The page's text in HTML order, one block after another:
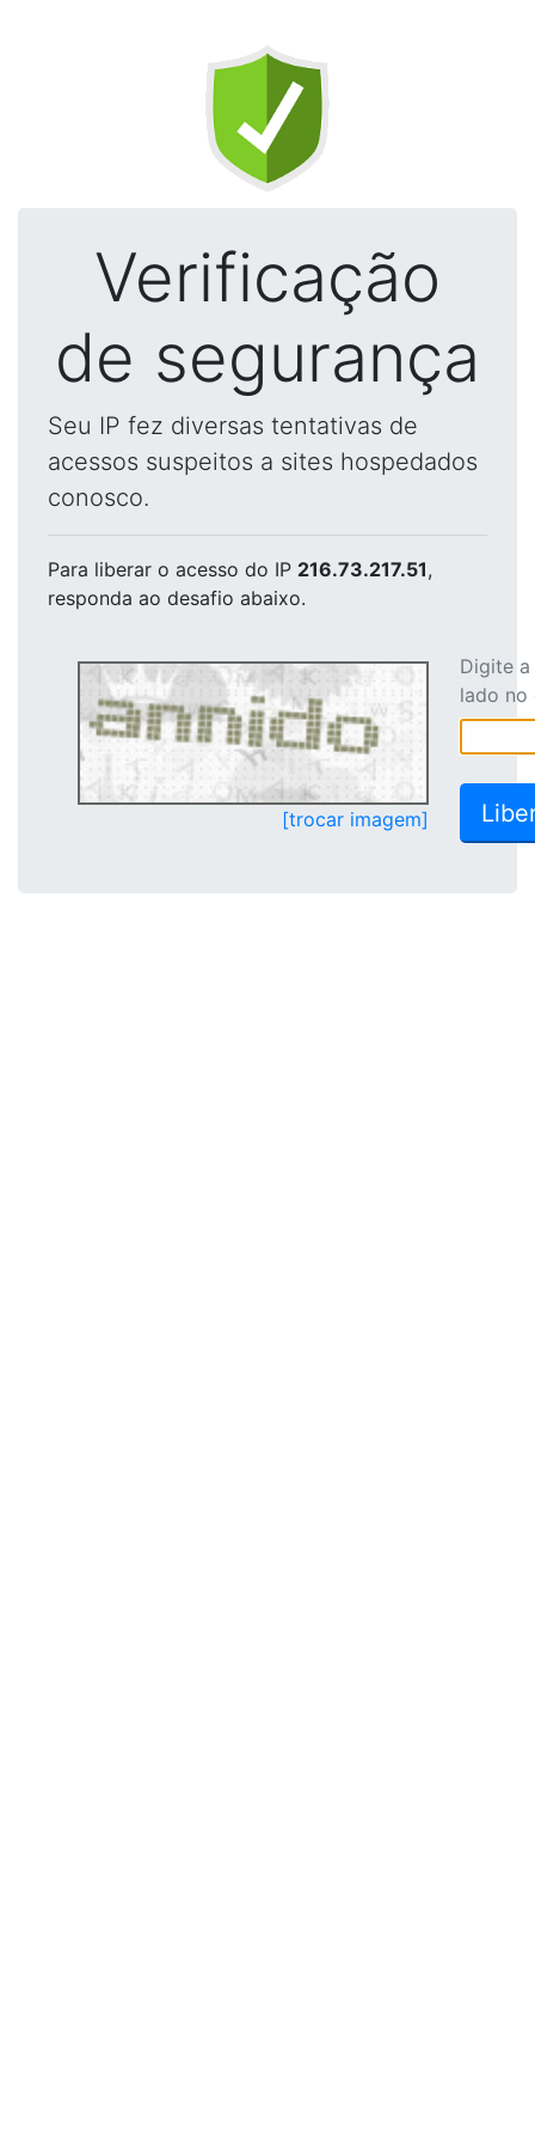
Verificação
de segurança
Seu IP fez diversas tentativas de
acessos suspeitos a sites hospedados
conosco.
Para liberar o acesso do IP 216.73.217.51,
responda ao desafio abaixo.
[trocar imagem]
Digite
lado no